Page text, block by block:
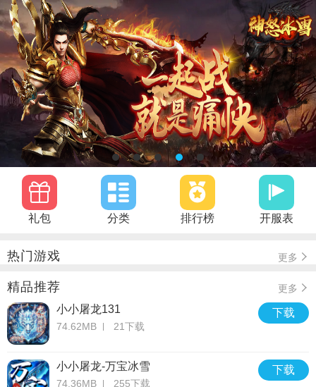
礼包 分类 排行榜 开服表
热门游戏 更多
精品推荐 更多
下载
小小屠龙131
74.62MB 21下载
下载
小小屠龙-万宝冰雪
74.36MB 255下载